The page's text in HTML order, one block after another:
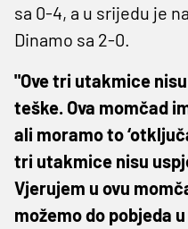
sa 0-4, a u srijedu je
Dinamo sa 2-0.
"Ove tri utakmice
teške. Ova momčad
ali moramo to
tri utakmice nisu
Vjerujem u ovu
možemo do pobjeda